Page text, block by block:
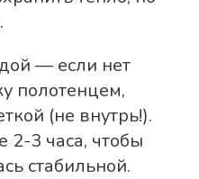
— если нет
полотенцем,
(не внутрь!).
3 часа, чтобы
стабильной.